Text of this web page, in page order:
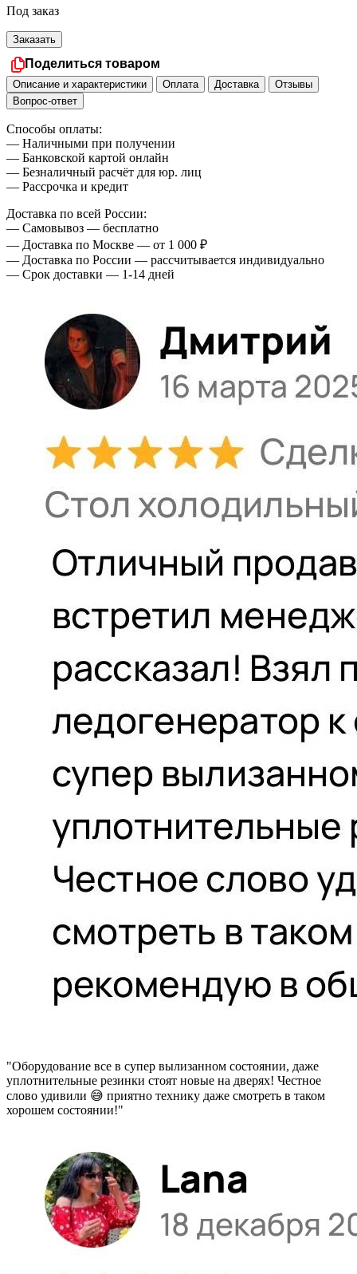
Под заказ
Заказать
Поделиться товаром
Описание и характеристики Оплата Доставка
Отзывы
Вопрос-ответ
Способы оплаты:
— Наличными при получении
— Банковской картой онлайн
— Безналичный расчёт для юр. лиц
— Рассрочка и кредит
Доставка по всей России:
— Самовывоз — бесплатно
— Доставка по Москве — от 1 000 ₽
— Доставка по России — рассчитывается индивидуально
— Срок доставки — 1-14 дней
"Оборудование все в супер вылизанном состоянии, даже
уплотнительные резинки стоят новые на дверях! Честное
слово удивили 😅 приятно технику даже смотреть в таком
хорошем состоянии!"